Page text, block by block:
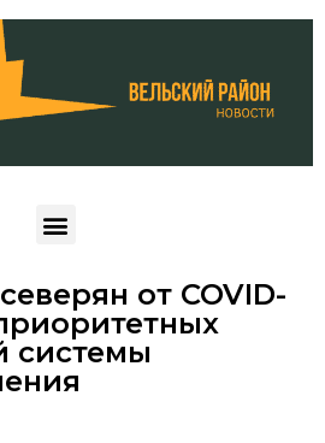
от COVID-
системы